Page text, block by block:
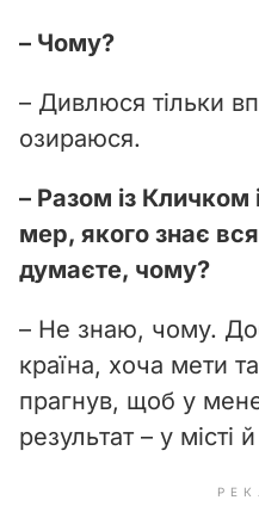
– Чому?
– Дивлюся тільки
озираюся.
– Разом із
мер, якого знає
думаєте, чому?
– Не знаю, чому.
країна, хоча мети
прагнув, щоб у
результат – у місті